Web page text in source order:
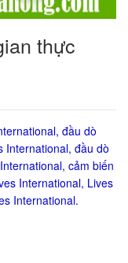
thực
đầu dò
International, đầu dò
cảm biến
International, Lives
International.